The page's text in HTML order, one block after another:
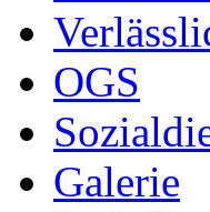
OGS
Galerie